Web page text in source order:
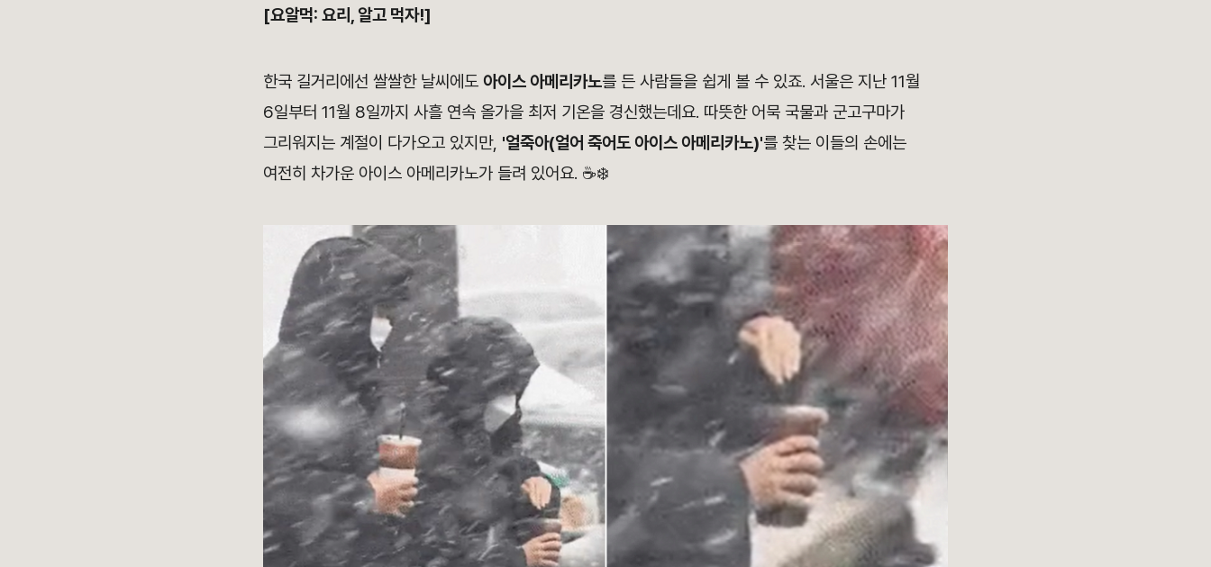
[요알먹: 요리, 알고 먹자!]
한국 길거리에선 쌀쌀한 날씨에도 아이스 아메리카노를 든 사람들을 쉽게 볼 수 있죠. 서울은 지난 11월
6일부터 11월 8일까지 사흘 연속 올가을 최저 기온을 경신했는데요. 따뜻한 어묵 국물과 군고구마가
그리워지는 계절이 다가오고 있지만, '얼죽아(얼어 죽어도 아이스 아메리카노)'를 찾는 이들의 손에는
여전히 차가운 아이스 아메리카노가 들려 있어요. ☕❄️